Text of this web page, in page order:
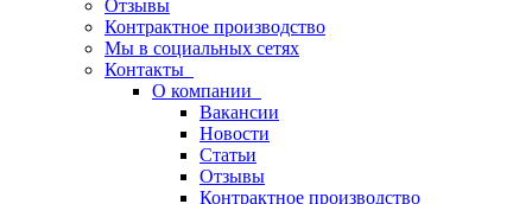
Отзывы
Контрактное производство
Мы в социальных сетях
Контакты
О компании
Вакансии
Новости
Статьи
Отзывы
Контрактное производство